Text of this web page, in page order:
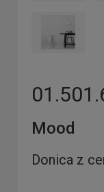
Mood
Donica z